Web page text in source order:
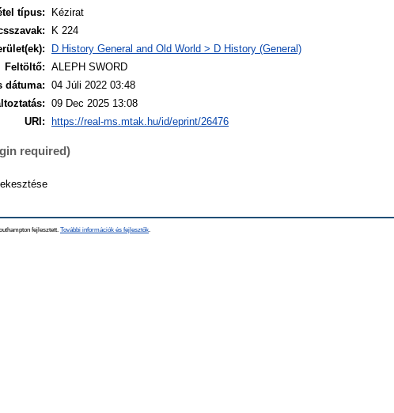
típus:
Kézirat
K 224
D History General and Old World > D History (General)
Feltöltő: ALEPH SWORD
dátuma: 04 Júli 2022 03:48
09 Dec 2025 13:08
URI:
https://real-ms.mtak.hu/id/eprint/26476
required)
fejlesztett. További információk és fejlesztők